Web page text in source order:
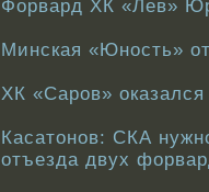
Форвард ХК «Лев»
Минская «Юность»
ХК «Саров»
Касатонов: СКА
отъезда двух